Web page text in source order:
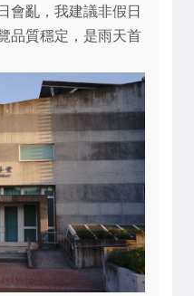
會亂，我建議非假日
品質穩定，是雨天首